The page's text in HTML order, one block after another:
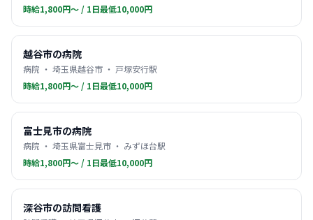
時給1,800円〜 / 1日最低10,000円
越谷市の病院
病院 ・ 埼玉県越谷市 ・ 戸塚安行駅
時給1,800円〜 / 1日最低10,000円
富士見市の病院
病院 ・ 埼玉県富士見市 ・ みずほ台駅
時給1,800円〜 / 1日最低10,000円
深谷市の訪問看護